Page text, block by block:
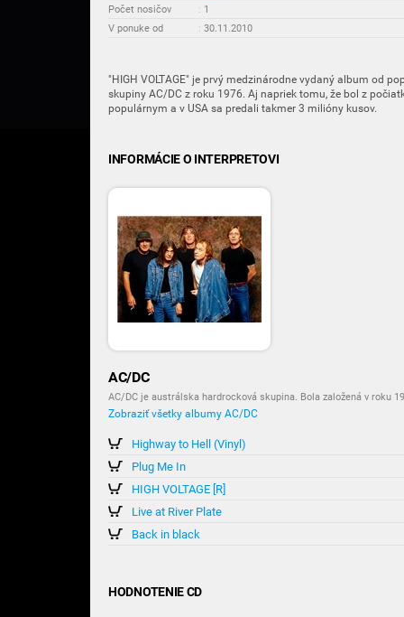
Počet nosičov
: 1
V ponuke od
: 30.11.2010
"HIGH VOLTAGE" je prvý medzinárodne vydaný album od
skupiny AC/DC z roku 1976. Aj napriek tomu, že bol z
populárnym a v USA sa predali takmer 3 milióny kusov.
INFORMÁCIE O INTERPRETOVI
AC/DC
AC/DC je austrálska hardrocková skupina. Bola založená v roku
Zobraziť všetky albumy AC/DC
Highway to Hell (Vinyl)
Plug Me In
HIGH VOLTAGE [R]
Live at River Plate
Back in black
HODNOTENIE CD